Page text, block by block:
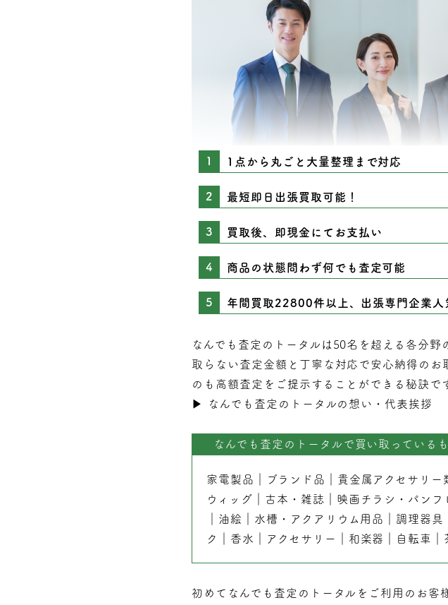
1点から丸ごと大量整理まで対応
最短即日出張買取可能！
買取後、即現金にてお支払い
商品の状態問わず何でも査定可能
年間買取22800件以上、出張専門企業人
なんでも査定のトータルは50名を超える各分
取らない査定 金額と丁寧な対応で安心納得のお
のも高額査定をご提示することができる秘訣で
▶︎
なんでも査定のトータルの想い・代表挨拶
なんでも査定のトータルで買い取っている
家電製品 ブランド品 貴金属アクセサリー
ウィッグ
古本 ・ 雑誌 映画チラシ・パンフ
油絵 水槽・アクアリウム用品 調理器具
ク
香水 アクセサリー 和楽器 自転車
初めてなんでも査定のトータルをご利用のお客